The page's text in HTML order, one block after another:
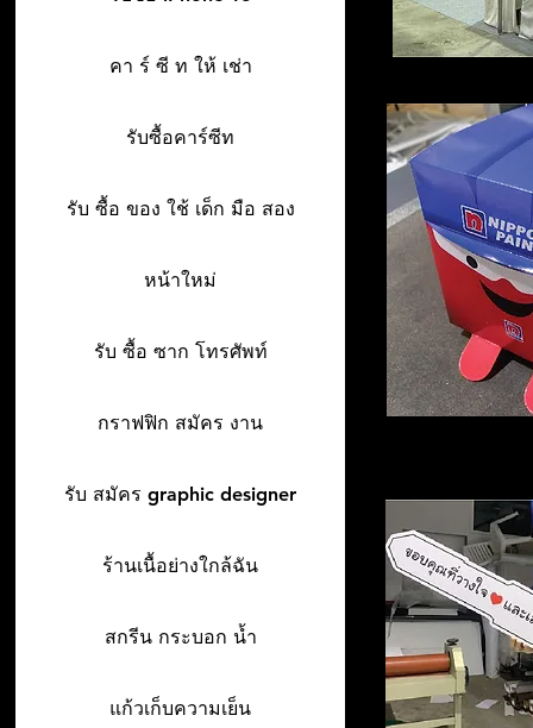
คา ร์ ซี ท ให้ เช่า
รับซื้อคาร์ซีท
รับ ซื้อ ของ ใช้ เด็ก มือ สอง
หน้าใหม่
รับ ซื้อ ซาก โทรศัพท์
กราฟฟิก สมัคร งาน
รับ สมัคร graphic designer
ร้านเนื้อย่างใกล้ฉัน
สกรีน กระบอก น้ำ
แก้วเก็บความเย็น